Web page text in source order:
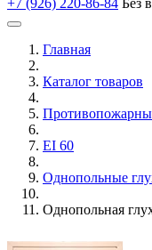
Главная
Каталог товаров
EI 60
Однопольные
Однопольная